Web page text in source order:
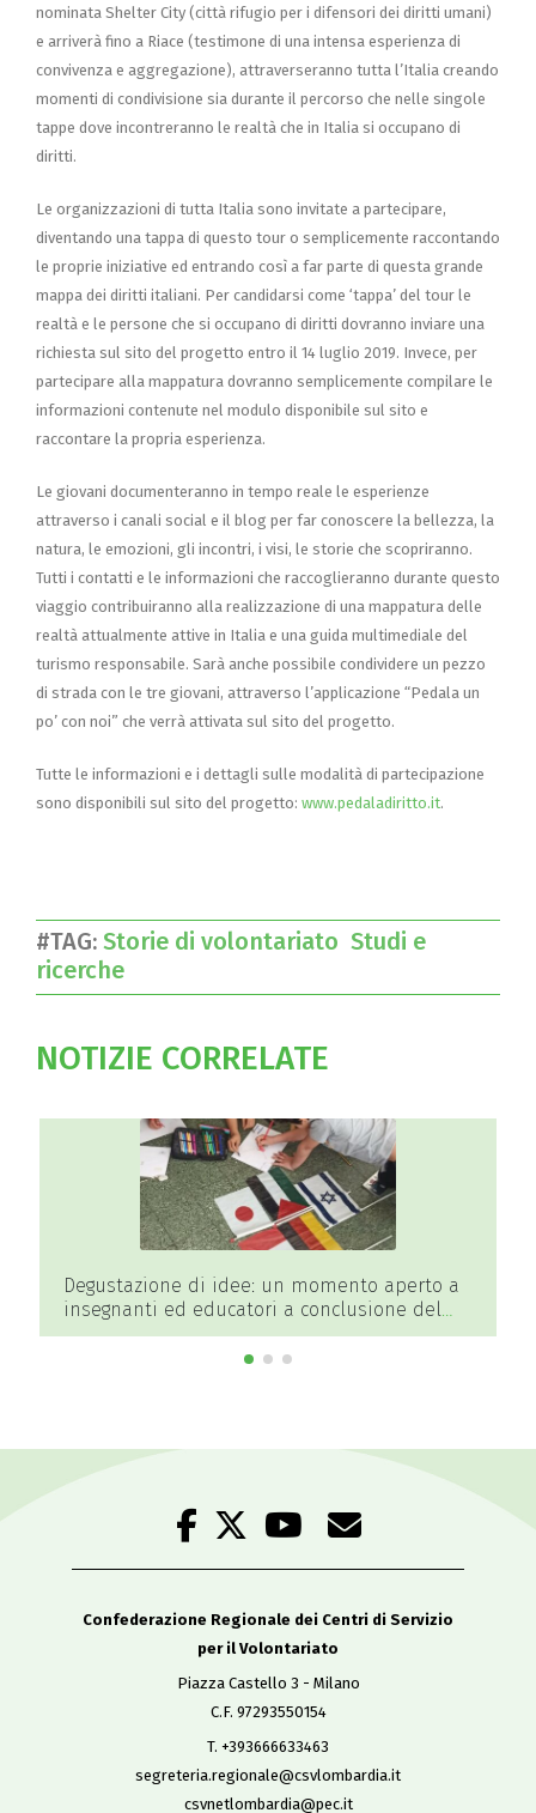
nominata Shelter City (città rifugio per i difensori dei diritti umani)
e arriverà fino a Riace (testimone di una intensa esperienza di
convivenza e aggregazione), attraverseranno tutta l’Italia creando
momenti di condivisione sia durante il percorso che nelle singole
tappe dove incontreranno le realtà che in Italia si occupano di
diritti.
Le organizzazioni di tutta Italia sono invitate a partecipare,
diventando una tappa di questo tour o semplicemente raccontando
le proprie iniziative ed entrando così a far parte di questa grande
mappa dei diritti italiani. Per candidarsi come ‘tappa’ del tour le
realtà e le persone che si occupano di diritti dovranno inviare una
richiesta sul sito del progetto entro il 14 luglio 2019. Invece, per
partecipare alla mappatura dovranno semplicemente compilare le
informazioni contenute nel modulo disponibile sul sito e
raccontare la propria esperienza.
Le giovani documenteranno in tempo reale le esperienze
attraverso i canali social e il blog per far conoscere la bellezza, la
natura, le emozioni, gli incontri, i visi, le storie che scopriranno.
Tutti i contatti e le informazioni che raccoglieranno durante questo
viaggio contribuiranno alla realizzazione di una mappatura delle
realtà attualmente attive in Italia e una guida multimediale del
turismo responsabile. Sarà anche possibile condividere un pezzo
di strada con le tre giovani, attraverso l’applicazione “Pedala un
po’ con noi” che verrà attivata sul sito del progetto.
Tutte le informazioni e i dettagli sulle modalità di partecipazione
sono disponibili sul sito del progetto: www.pedaladiritto.it.
#TAG: Storie di volontariato Studi e
ricerche
NOTIZIE CORRELATE
Degustazione di idee: un momento aperto a
insegnanti ed educatori a conclusione del
corso Gemini “Imparare a discutere, imparare
a collaborare: la partecipazione come routine
Confederazione Regionale dei Centri di Servizio
per il Volontariato
Piazza Castello 3 - Milano
C.F. 97293550154
T. +393666633463
segreteria.regionale@csvlombardia.it
csvnetlombardia@pec.it